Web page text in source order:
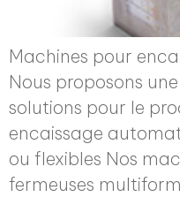
Machines pour
Nous proposons
solutions pour le
encaissage
ou flexibles Nos
fermeuses